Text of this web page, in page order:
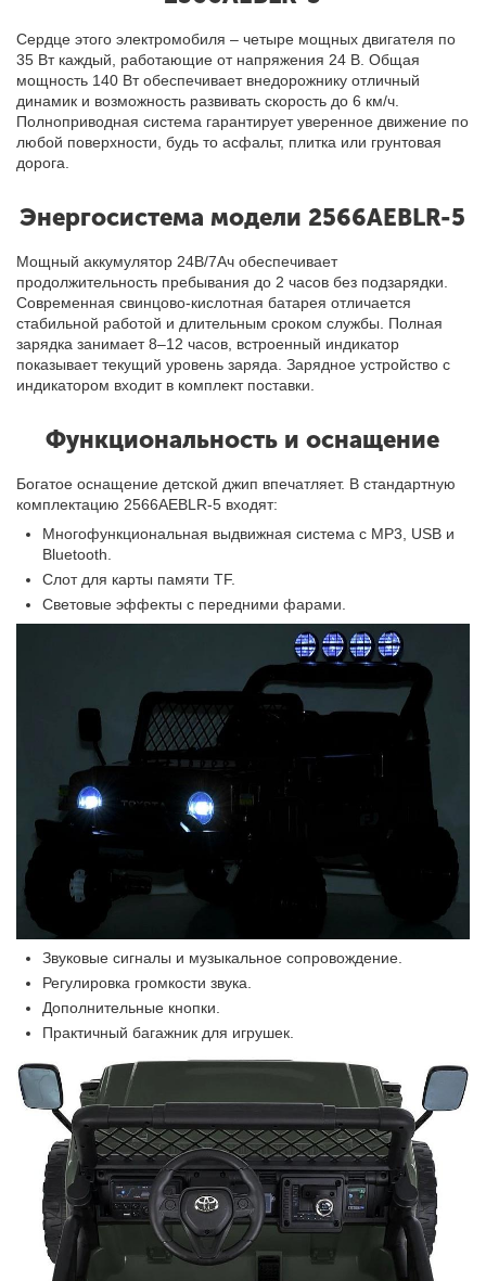
Сердце этого электромобиля – четыре мощных двигателя по
35 Вт каждый, работающие от напряжения 24 В. Общая
мощность 140 Вт обеспечивает внедорожнику отличный
динамик и возможность развивать скорость до 6 км/ч.
Полноприводная система гарантирует уверенное движение по
любой поверхности, будь то асфальт, плитка или грунтовая
дорога.
Энергосистема модели 2566AEBLR-5
Мощный аккумулятор 24В/7Ач обеспечивает
продолжительность пребывания до 2 часов без подзарядки.
Современная свинцово-кислотная батарея отличается
стабильной работой и длительным сроком службы. Полная
зарядка занимает 8–12 часов, встроенный индикатор
показывает текущий уровень заряда. Зарядное устройство с
индикатором входит в комплект поставки.
Функциональность и оснащение
Богатое оснащение детской джип впечатляет. В стандартную
комплектацию 2566AEBLR-5 входят:
Многофункциональная выдвижная система с MP3, USB и
Bluetooth.
Слот для карты памяти TF.
Световые эффекты с передними фарами.
Звуковые сигналы и музыкальное сопровождение.
Регулировка громкости звука.
Дополнительные кнопки.
Практичный багажник для игрушек.